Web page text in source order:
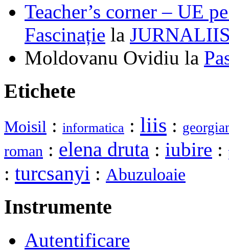
Teacher’s corner – UE
Fascinație la
Moldovanu Ovidiu la
Etichete
Moisil : informatica : liis :
roman : elena druta : iubire :
: turcsanyi : Abuzuloaie
Instrumente
Autentificare